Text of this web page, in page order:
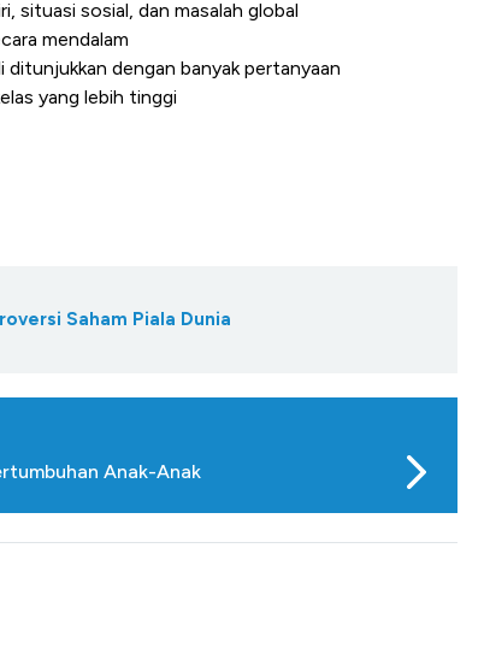
situasi sosial, dan masalah global
mendalam
dengan banyak pertanyaan
yang lebih tinggi
Saham Piala Dunia
Anak-Anak